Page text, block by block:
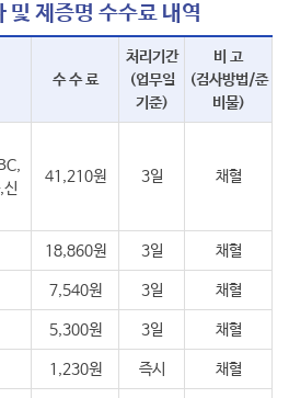
제증명 수수료 내역
수 수 료
처리기간
(업무일
기준)
비 고
(검사방법/준
비물)
신
41,210원 3일 채혈
18,860원 3일 채혈
7,540원 3일 채혈
5,300원 3일 채혈
1,230원 즉시 채혈